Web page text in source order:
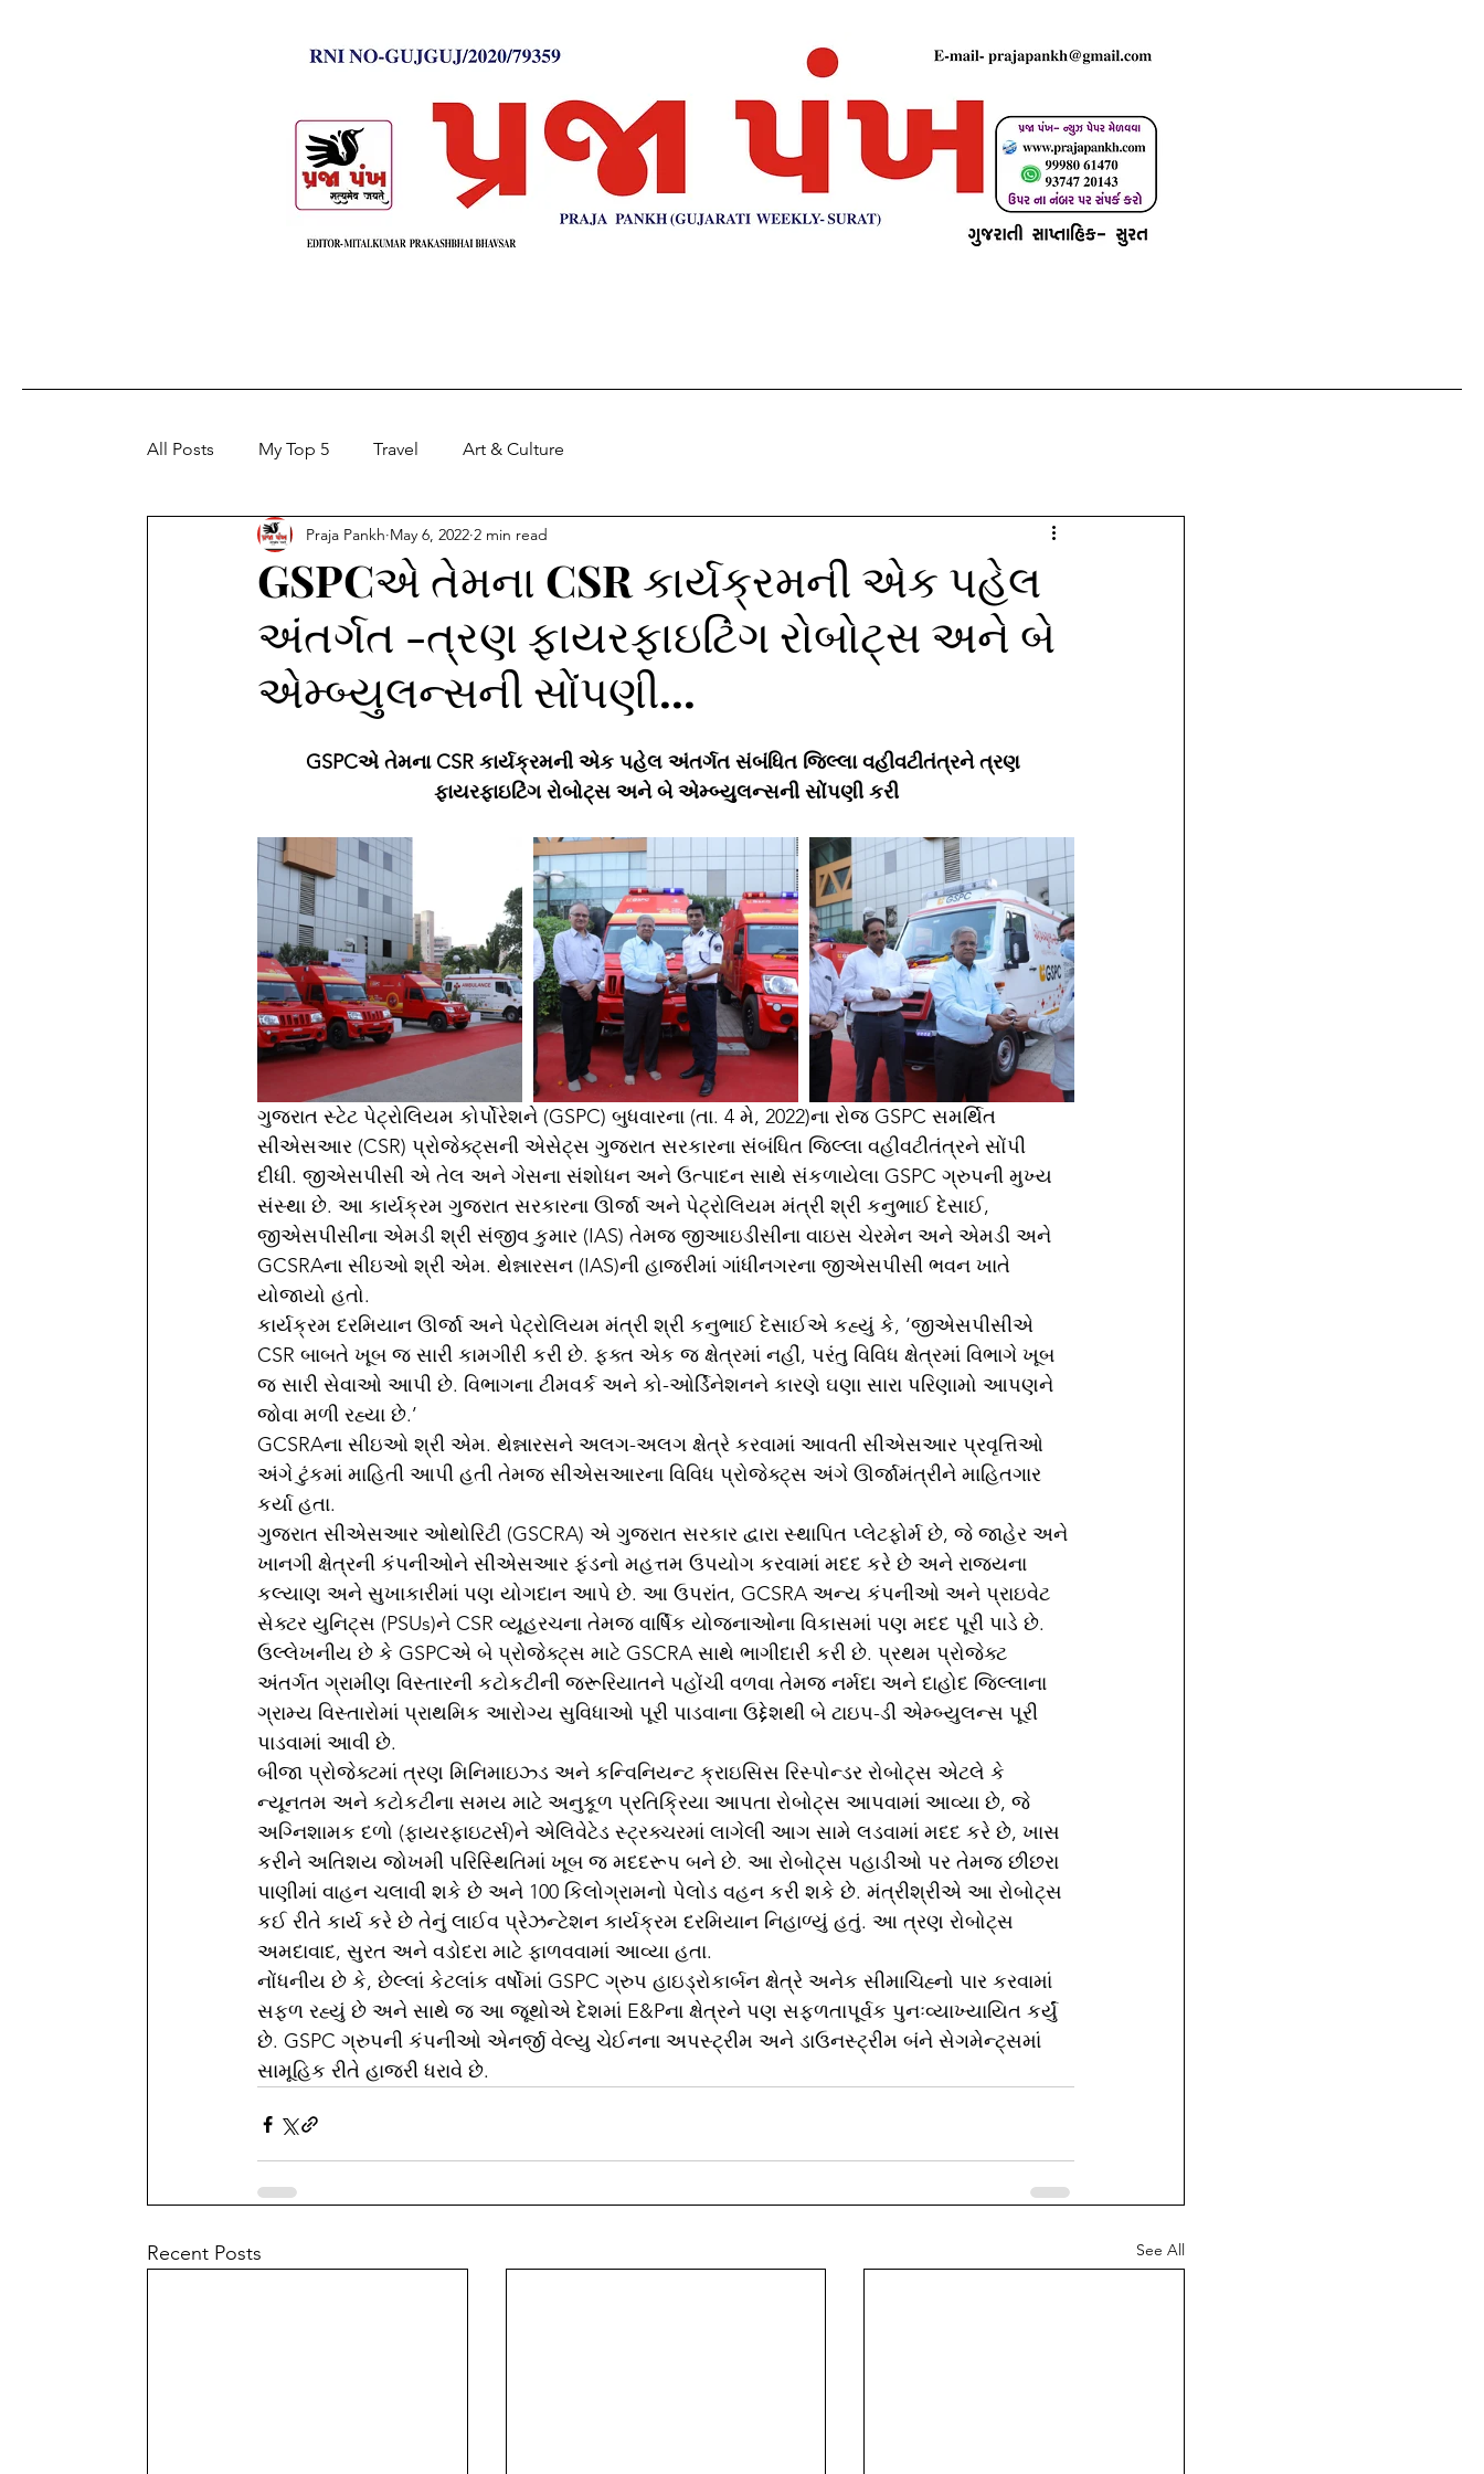
All Posts My Top 5 Travel Art & Culture
GSPCએ તેમના CSR કાર્યક્રમની એક પહેલ
અંતર્ગત -ત્રણ ફાયરફાઇટિંગ રોબોટ્સ અને બે
એમ્બ્યુલન્સની સોંપણી...
Praja Pankh May 6, 2022 2 min read
GSPCએ તેમના CSR કાર્યક્રમની એક પહેલ અંતર્ગત સંબંધિત જિલ્લા વહીવટીતંત્રને ત્રણ
ફાયરફાઇટિંગ રોબોટ્સ અને બે એમ્બ્યુલન્સની સોંપણી કરી
ગુજરાત સ્ટેટ પેટ્રોલિયમ કોર્પોરેશને (GSPC) બુધવારના (તા. 4 મે, 2022)ના રોજ GSPC સમર્થિત
સીએસઆર (CSR) પ્રોજેક્ટ્સની એસેટ્સ ગુજરાત સરકારના સંબંધિત જિલ્લા વહીવટીતંત્રને સોંપી
દીધી. જીએસપીસી એ તેલ અને ગેસના સંશોધન અને ઉત્પાદન સાથે સંકળાયેલા GSPC ગ્રુપની મુખ્ય
સંસ્થા છે. આ કાર્યક્રમ ગુજરાત સરકારના ઊર્જા અને પેટ્રોલિયમ મંત્રી શ્રી કનુભાઈ દેસાઈ,
જીએસપીસીના એમડી શ્રી સંજીવ કુમાર (IAS) તેમજ જીઆઇડીસીના વાઇસ ચેરમેન અને એમડી અને
GCSRAના સીઇઓ શ્રી એમ. થેન્નારસન (IAS)ની હાજરીમાં ગાંધીનગરના જીએસપીસી ભવન ખાતે
યોજાયો હતો.
કાર્યક્રમ દરમિયાન ઊર્જા અને પેટ્રોલિયમ મંત્રી શ્રી કનુભાઈ દેસાઈએ કહ્યું કે, ‘જીએસપીસીએ
CSR બાબતે ખૂબ જ સારી કામગીરી કરી છે. ફક્ત એક જ ક્ષેત્રમાં નહીં, પરંતુ વિવિધ ક્ષેત્રમાં વિભાગે ખૂબ
જ સારી સેવાઓ આપી છે. વિભાગના ટીમવર્ક અને કો-ઓર્ડિનેશનને કારણે ઘણા સારા પરિણામો આપણને
જોવા મળી રહ્યા છે.’
GCSRAના સીઇઓ શ્રી એમ. થેન્નારસને અલગ-અલગ ક્ષેત્રે કરવામાં આવતી સીએસઆર પ્રવૃત્તિઓ
અંગે ટુંકમાં માહિતી આપી હતી તેમજ સીએસઆરના વિવિધ પ્રોજેક્ટ્સ અંગે ઊર્જામંત્રીને માહિતગાર
કર્યા હતા.
ગુજરાત સીએસઆર ઓથોરિટી (GSCRA) એ ગુજરાત સરકાર દ્વારા સ્થાપિત પ્લેટફોર્મ છે, જે જાહેર અને
ખાનગી ક્ષેત્રની કંપનીઓને સીએસઆર ફંડનો મહત્તમ ઉપયોગ કરવામાં મદદ કરે છે અને રાજ્યના
કલ્યાણ અને સુખાકારીમાં પણ યોગદાન આપે છે. આ ઉપરાંત, GCSRA અન્ય કંપનીઓ અને પ્રાઇવેટ
સેક્ટર યુનિટ્સ (PSUs)ને CSR વ્યૂહરચના તેમજ વાર્ષિક યોજનાઓના વિકાસમાં પણ મદદ પૂરી પાડે છે.
ઉલ્લેખનીય છે કે GSPCએ બે પ્રોજેક્ટ્સ માટે GSCRA સાથે ભાગીદારી કરી છે. પ્રથમ પ્રોજેક્ટ
અંતર્ગત ગ્રામીણ વિસ્તારની કટોકટીની જરૂરિયાતને પહોંચી વળવા તેમજ નર્મદા અને દાહોદ જિલ્લાના
ગ્રામ્ય વિસ્તારોમાં પ્રાથમિક આરોગ્ય સુવિધાઓ પૂરી પાડવાના ઉદ્દેશથી બે ટાઇપ-ડી એમ્બ્યુલન્સ પૂરી
પાડવામાં આવી છે.
બીજા પ્રોજેક્ટમાં ત્રણ મિનિમાઇઝ્ડ અને કન્વિનિયન્ટ ક્રાઇસિસ રિસ્પોન્ડર રોબોટ્સ એટલે કે
ન્યૂનતમ અને કટોકટીના સમય માટે અનુકૂળ પ્રતિક્રિયા આપતા રોબોટ્સ આપવામાં આવ્યા છે, જે
અગ્નિશામક દળો (ફાયરફાઇટર્સ)ને એલિવેટેડ સ્ટ્રક્ચરમાં લાગેલી આગ સામે લડવામાં મદદ કરે છે, ખાસ
કરીને અતિશય જોખમી પરિસ્થિતિમાં ખૂબ જ મદદરૂપ બને છે. આ રોબોટ્સ પહાડીઓ પર તેમજ છીછરા
પાણીમાં વાહન ચલાવી શકે છે અને 100 કિલોગ્રામનો પેલોડ વહન કરી શકે છે. મંત્રીશ્રીએ આ રોબોટ્સ
કઈ રીતે કાર્ય કરે છે તેનું લાઈવ પ્રેઝન્ટેશન કાર્યક્રમ દરમિયાન નિહાળ્યું હતું. આ ત્રણ રોબોટ્સ
અમદાવાદ, સુરત અને વડોદરા માટે ફાળવવામાં આવ્યા હતા.
નોંધનીય છે કે, છેલ્લાં કેટલાંક વર્ષોમાં GSPC ગ્રુપ હાઇડ્રોકાર્બન ક્ષેત્રે અનેક સીમાચિહ્નો પાર કરવામાં
સફળ રહ્યું છે અને સાથે જ આ જૂથોએ દેશમાં E&Pના ક્ષેત્રને પણ સફળતાપૂર્વક પુનઃવ્યાખ્યાયિત કર્યું
છે. GSPC ગ્રુપની કંપનીઓ એનર્જી વેલ્યુ ચેઈનના અપસ્ટ્રીમ અને ડાઉનસ્ટ્રીમ બંને સેગમેન્ટ્સમાં
સામૂહિક રીતે હાજરી ધરાવે છે.
Recent Posts See All